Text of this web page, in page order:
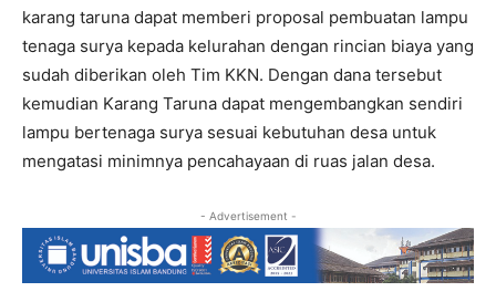
karang taruna dapat memberi proposal pembuatan lampu
tenaga surya kepada kelurahan dengan rincian biaya yang
sudah diberikan oleh Tim KKN. Dengan dana tersebut
kemudian Karang Taruna dapat mengembangkan sendiri
lampu bertenaga surya sesuai kebutuhan desa untuk
mengatasi minimnya pencahayaan di ruas jalan desa.
- Advertisement -